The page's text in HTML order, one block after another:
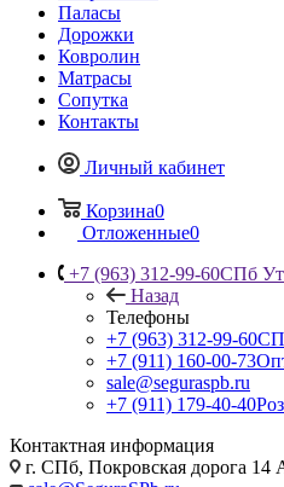
Паласы
Дорожки
Ковролин
Матрасы
Сопутка
Контакты
Личный кабинет
Корзина0
Отложенные0
+7 (963) 312-99-60СПб
Назад
Телефоны
+7 (963) 312-99-60
+7 (911) 160-00-73
sale@seguraspb.ru
+7 (911) 179-40-40
Контактная информация
г. СПб, Покровская дорога 14